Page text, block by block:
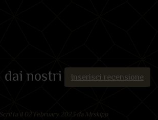
Inserisci recensione
dai nostri
Scritta il 02 February 2023 da Mrskipp